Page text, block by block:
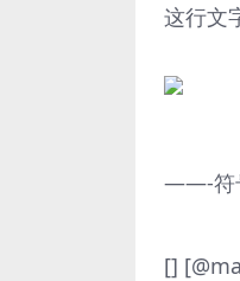
这行文
——-符
[]